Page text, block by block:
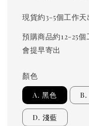
現貨約3-5個工作天
預購商品約12-25
會提早寄出
顏色
A. 黑色 B.
D. 淺藍